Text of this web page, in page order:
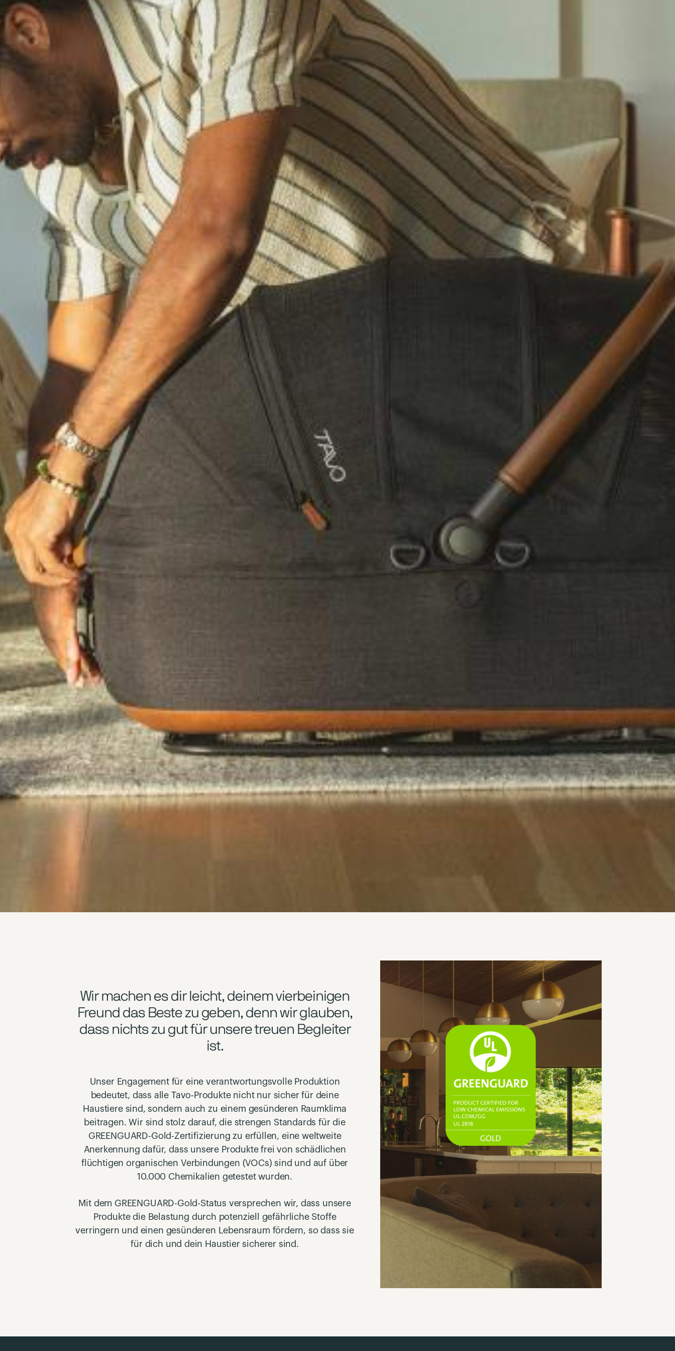
Wir machen es dir leicht, deinem vierbeinigen
Freund das Beste zu geben, denn wir glauben,
dass nichts zu gut für unsere treuen Begleiter
ist.
Unser Engagement für eine verantwortungsvolle Produktion
bedeutet, dass alle Tavo-Produkte nicht nur sicher für deine
Haustiere sind, sondern auch zu einem gesünderen Raumklima
beitragen. Wir sind stolz darauf, die strengen Standards für die
GREENGUARD-Gold-Zertifizierung zu erfüllen, eine weltweite
Anerkennung dafür, dass unsere Produkte frei von schädlichen
flüchtigen organischen Verbindungen (VOCs) sind und auf über
10.000 Chemikalien getestet wurden.
Mit dem GREENGUARD-Gold-Status versprechen wir, dass unsere
Produkte die Belastung durch potenziell gefährliche Stoffe
verringern und einen gesünderen Lebensraum fördern, so dass sie
für dich und dein Haustier sicherer sind.